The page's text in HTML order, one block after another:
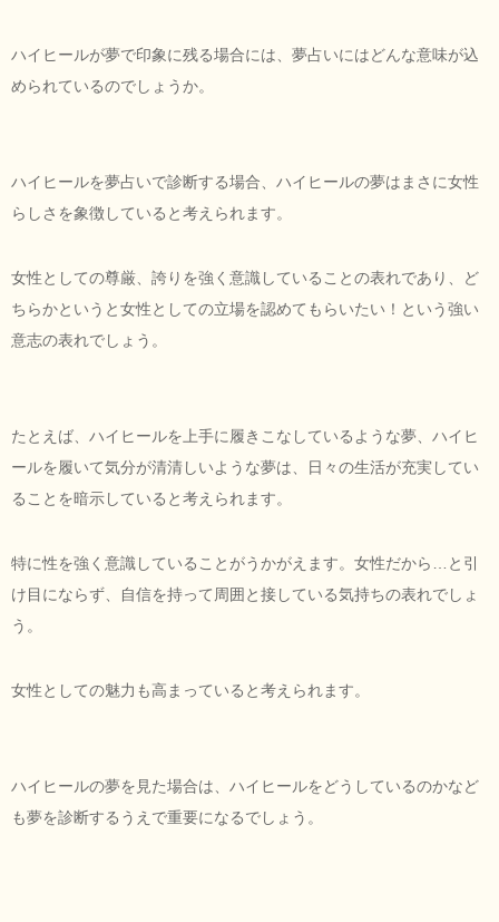
ハイヒールが夢で印象に残る場合には、夢占いにはどんな意味が込
められているのでしょうか。
ハイヒールを夢占いで診断する場合、ハイヒールの夢はまさに女性
らしさを象徴していると考えられます。
女性としての尊厳、誇りを強く意識していることの表れであり、ど
ちらかというと女性としての立場を認めてもらいたい！という強い
意志の表れでしょう。
たとえば、ハイヒールを上手に履きこなしているような夢、ハイヒ
ールを履いて気分が清清しいような夢は、日々の生活が充実してい
ることを暗示していると考えられます。
特に性を強く意識していることがうかがえます。女性だから…と引
け目にならず、自信を持って周囲と接している気持ちの表れでしょ
う。
女性としての魅力も高まっていると考えられます。
ハイヒールの夢を見た場合は、ハイヒールをどうしているのかなど
も夢を診断するうえで重要になるでしょう。